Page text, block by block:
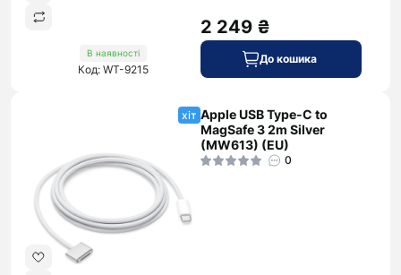
В наявності
Код: WT-9215
2 249 ₴
До кошика
хіт Apple USB Type-C to
MagSafe 3 2m Silver
(MW613) (EU)
0